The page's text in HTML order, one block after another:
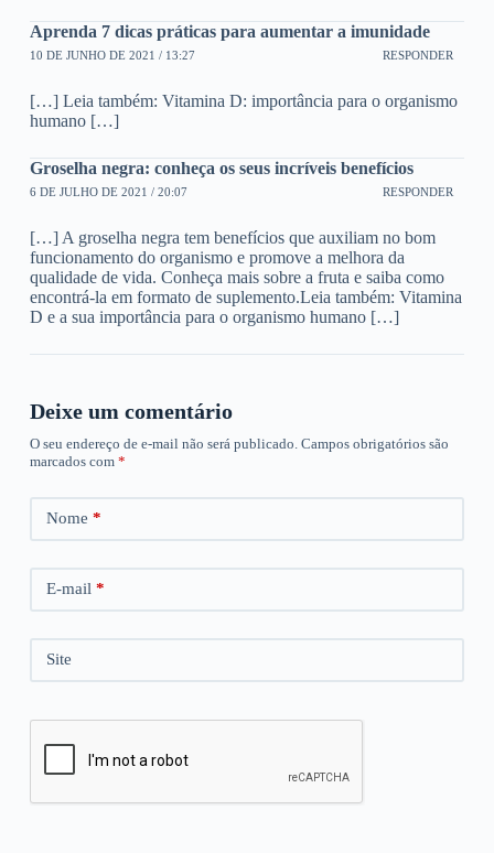
Aprenda 7 dicas práticas para aumentar a imunidade
10 DE JUNHO DE 2021 / 13:27 RESPONDER
[…] Leia também: Vitamina D: importância para o organismo
humano […]
Groselha negra: conheça os seus incríveis benefícios
6 DE JULHO DE 2021 / 20:07 RESPONDER
[…] A groselha negra tem benefícios que auxiliam no bom
funcionamento do organismo e promove a melhora da
qualidade de vida. Conheça mais sobre a fruta e saiba como
encontrá-la em formato de suplemento.Leia também: Vitamina
D e a sua importância para o organismo humano […]
Deixe um comentário
O seu endereço de e-mail não será publicado. Campos obrigatórios são
marcados com *
Nome *
E-mail*
Site